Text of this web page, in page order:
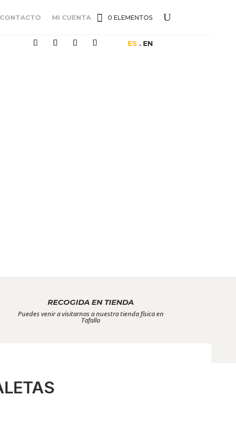
CONTACTO MI CUENTA 0 ELEMENTOS
ES . EN
RECOGIDA EN TIENDA
Puedes venir a visitarnos a nuestra tienda física en
Tafalla